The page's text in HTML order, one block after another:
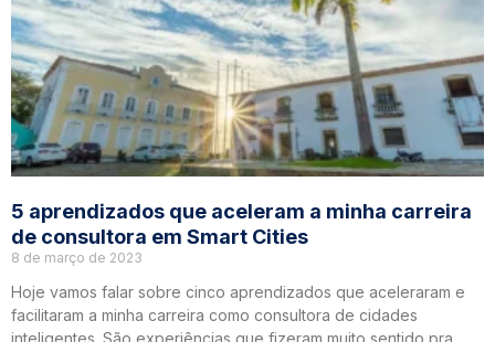
5 aprendizados que aceleram a minha carreira
de consultora em Smart Cities
8 de março de 2023
Hoje vamos falar sobre cinco aprendizados que aceleraram e
facilitaram a minha carreira como consultora de cidades
inteligentes. São experiências que fizeram muito sentido pra